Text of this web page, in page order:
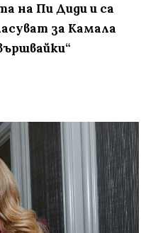
на Пи Диди и са
за Камала